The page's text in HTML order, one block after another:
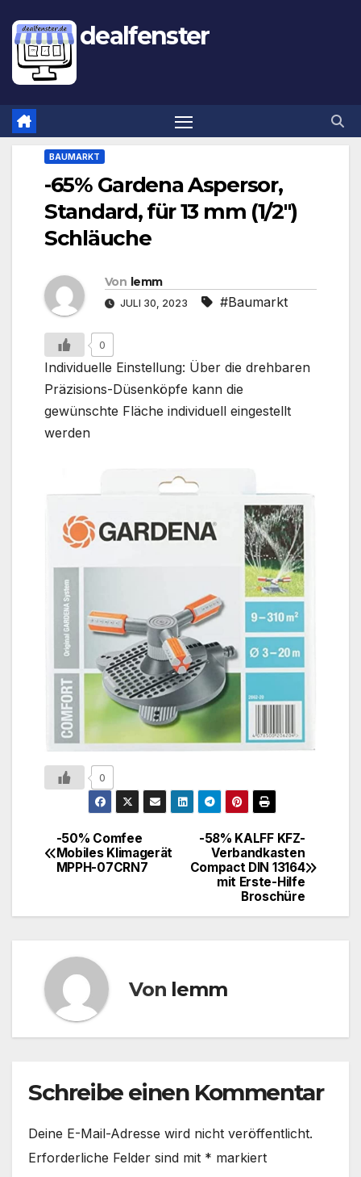
dealfenster
BAUMARKT
-65% Gardena Aspersor,
Standard, für 13 mm (1/2″)
Schläuche
Von lemm
JULI 30, 2023 #Baumarkt
0
Individuelle Einstellung: Über die drehbaren
Präzisions-Düsenköpfe kann die
gewünschte Fläche individuell eingestellt
werden
0
-58% KALFF KFZ-
Verbandkasten
Compact DIN 13164
mit Erste-Hilfe
Broschüre
-50% Comfee
Mobiles Klimagerät
MPPH-07CRN7
Von lemm
Schreibe einen Kommentar
Deine E-Mail-Adresse wird nicht veröffentlicht.
Erforderliche Felder sind mit * markiert